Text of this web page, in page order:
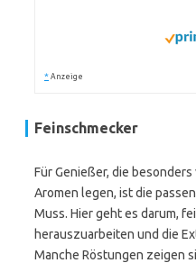
* Anzeige
Feinschmecker
Für Genießer, die
Aromen legen, ist die
Muss. Hier geht es darum,
herauszuarbeiten und die
Manche Röstungen zeigen